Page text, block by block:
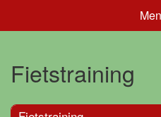
Fietstraining